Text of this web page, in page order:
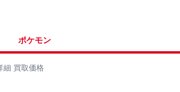
ポケモン
細 買取価格